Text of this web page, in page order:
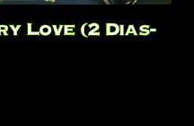
Love (2 Dias-